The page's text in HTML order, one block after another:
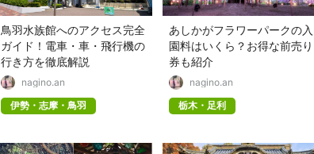
鳥羽水族館へのアクセス完全
ガイド！電車・車・飛行機の
行き方を徹底解説
nagino.an
伊勢・志摩・鳥羽
あしかがフラワーパークの入
園料はいくら？お得な前売り
券も紹介
nagino.an
栃木・足利